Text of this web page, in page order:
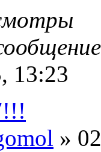
13:23
»